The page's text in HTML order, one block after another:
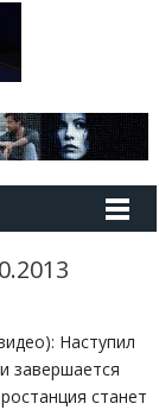
Наступил
завершается
станет